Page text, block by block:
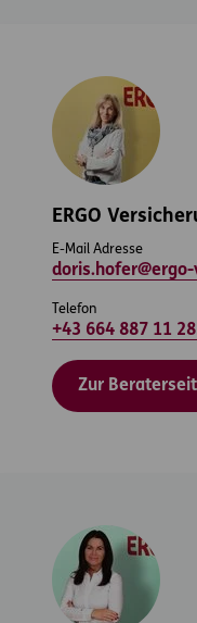
ERGO
E-Mail Adresse
Telefon
+43 664 887 11
Zur